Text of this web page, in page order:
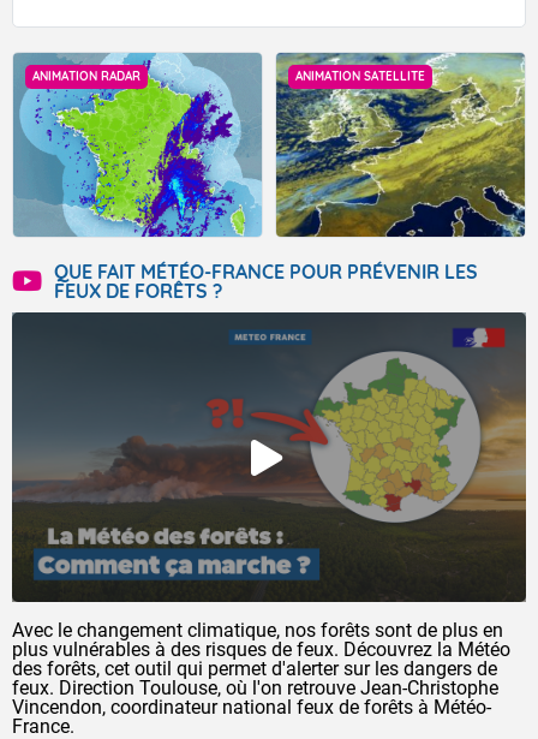
ANIMATION RADAR ANIMATION SATELLITE
QUE FAIT MÉTÉO-FRANCE POUR PRÉVENIR LES
FEUX DE FORÊTS ?
Avec le changement climatique, nos forêts sont de plus en
plus vulnérables à des risques de feux. Découvrez la Météo
des forêts, cet outil qui permet d'alerter sur les dangers de
feux. Direction Toulouse, où l'on retrouve Jean-Christophe
Vincendon, coordinateur national feux de forêts à Météo-
France.